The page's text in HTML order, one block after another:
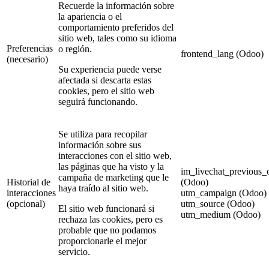
Preferencias
(necesario)
Recuerde la información sobre
la apariencia o el
comportamiento preferidos del
sitio web, tales como su idioma
o región.
Su experiencia puede verse
afectada si descarta estas
cookies, pero el sitio web
seguirá funcionando.
frontend_lang (Odoo)
Historial de
interacciones
(opcional)
Se utiliza para recopilar
información sobre sus
interacciones con el sitio web,
las páginas que ha visto y la
campaña de marketing que le
haya traído al sitio web.
El sitio web funcionará si
rechaza las cookies, pero es
probable que no podamos
proporcionarle el mejor
servicio.
(Odoo)
utm_campaign (Odoo)
utm_source (Odoo)
utm_medium (Odoo)